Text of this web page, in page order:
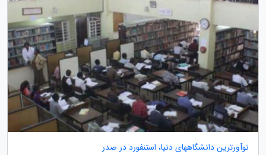
نوآورترین دانشگاههای دنیا، استنفورد در صدر